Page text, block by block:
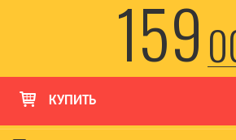
159
КУПИТЬ